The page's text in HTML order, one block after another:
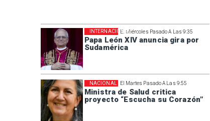
El Miércoles Pasado A Las 9:35
Papa León XIV anuncia gira por
Sudamérica
INTERNACIONAL
El Martes Pasado A Las 9:55
Ministra de Salud critica
proyecto “Escucha su Corazón”
NACIONAL